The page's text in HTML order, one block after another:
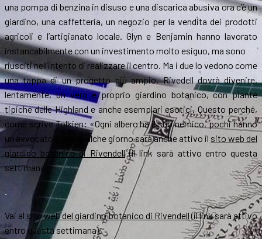
una pompa di benzina in disuso e una discarica abusiva ora c’è un
giardino, una caffetteria, un negozio per la vendita dei prodotti
agricoli e l’artigianato locale. Glyn e Benjamin hanno lavorato
instancabilmente con un investimento molto esiguo, ma sono
riusciti nell’intento di realizzare il centro. Ma i due lo vedono come
una tappa di un progetto più ampio. Rivedell dovrà divenire,
lentamente, un vero e proprio giardino botanico, con piante
tipiche delle Highland e anche esemplari esotici. Questo perché,
come scrive Tolkien: «Ogni albero ha il suo nemico, pochi hanno
un avvocato». Tra qualche giorno sarà anche attivo il sito web del
giardino botanico di Rivendell(il link sarà attivo entro questa
settimana).
.
Vai al sito web del giardino botanico di Rivendell(il link sarà attivo
entro questa settimana).